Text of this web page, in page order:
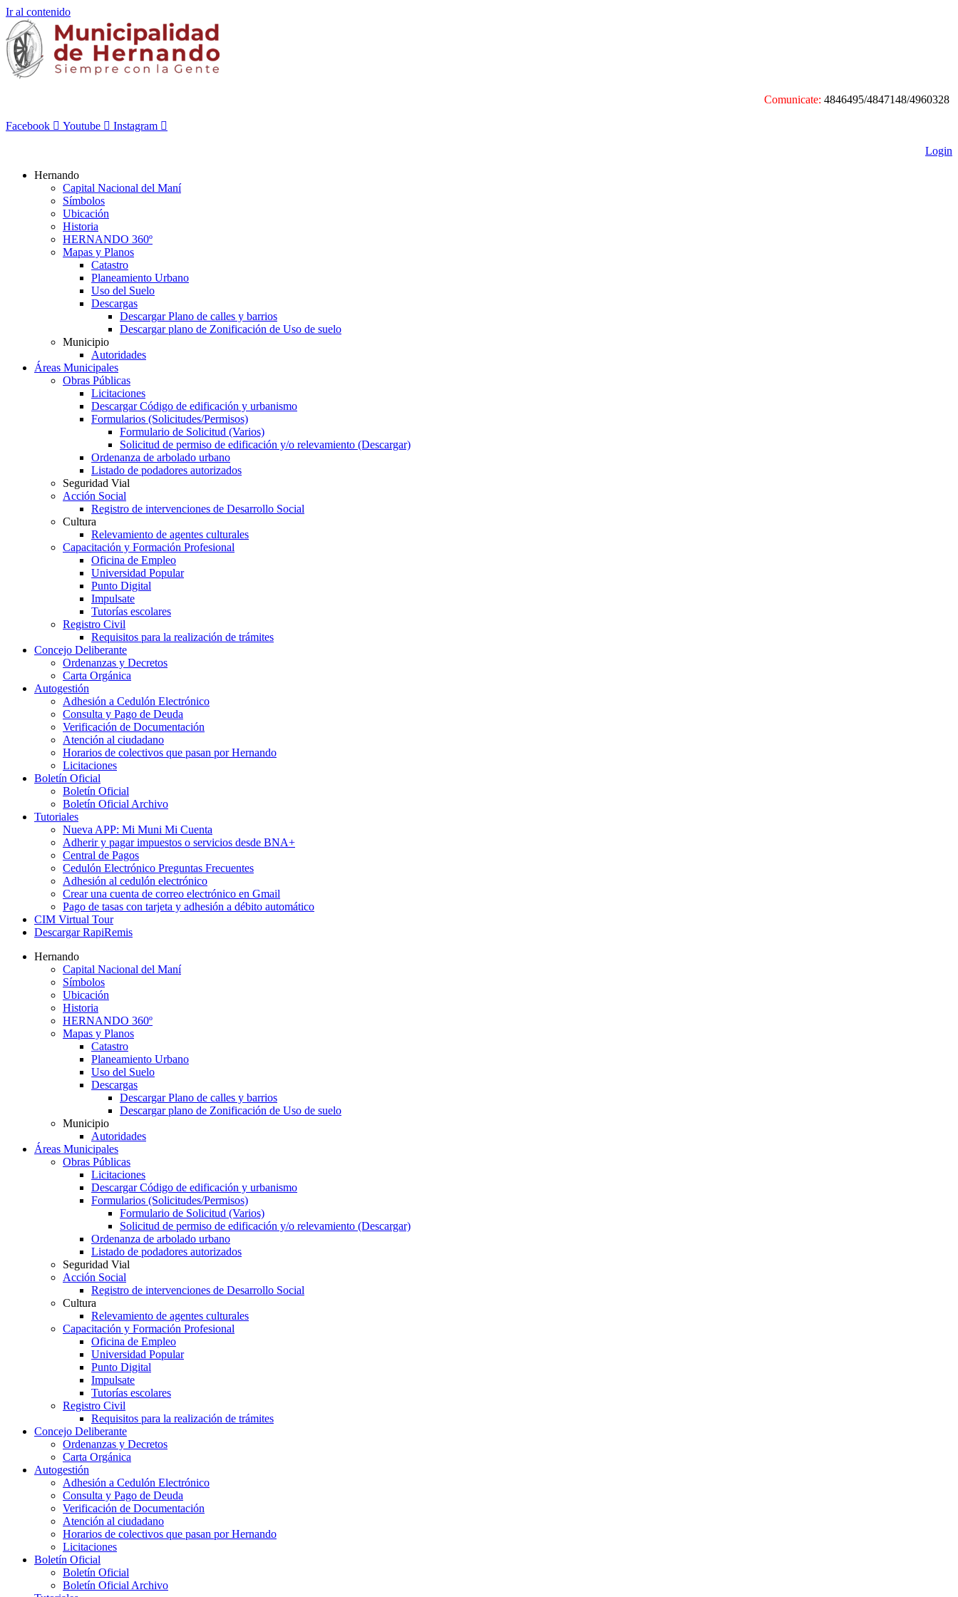
Ir al contenido
Comunicate: 4846495/4847148/4960328
Facebook Youtube Instagram
Login
Hernando
Capital Nacional del Maní
Símbolos
Ubicación
Historia
HERNANDO 360º
Mapas y Planos
Catastro
Planeamiento Urbano
Uso del Suelo
Descargas
Descargar Plano de calles y barrios
Descargar plano de Zonificación de Uso de suelo
Municipio
Autoridades
Áreas Municipales
Obras Públicas
Licitaciones
Descargar Código de edificación y urbanismo
Formularios (Solicitudes/Permisos)
Formulario de Solicitud (Varios)
Solicitud de permiso de edificación y/o relevamiento (Descargar)
Ordenanza de arbolado urbano
Listado de podadores autorizados
Seguridad Vial
Acción Social
Registro de intervenciones de Desarrollo Social
Cultura
Relevamiento de agentes culturales
Capacitación y Formación Profesional
Oficina de Empleo
Universidad Popular
Punto Digital
Impulsate
Tutorías escolares
Registro Civil
Requisitos para la realización de trámites
Concejo Deliberante
Ordenanzas y Decretos
Carta Orgánica
Autogestión
Adhesión a Cedulón Electrónico
Consulta y Pago de Deuda
Verificación de Documentación
Atención al ciudadano
Horarios de colectivos que pasan por Hernando
Licitaciones
Boletín Oficial
Boletín Oficial
Boletín Oficial Archivo
Tutoriales
Nueva APP: Mi Muni Mi Cuenta
Adherir y pagar impuestos o servicios desde BNA+
Central de Pagos
Cedulón Electrónico Preguntas Frecuentes
Adhesión al cedulón electrónico
Crear una cuenta de correo electrónico en Gmail
Pago de tasas con tarjeta y adhesión a débito automático
CIM Virtual Tour
Descargar RapiRemis
Hernando
Capital Nacional del Maní
Símbolos
Ubicación
Historia
HERNANDO 360º
Mapas y Planos
Catastro
Planeamiento Urbano
Uso del Suelo
Descargas
Descargar Plano de calles y barrios
Descargar plano de Zonificación de Uso de suelo
Municipio
Autoridades
Áreas Municipales
Obras Públicas
Licitaciones
Descargar Código de edificación y urbanismo
Formularios (Solicitudes/Permisos)
Formulario de Solicitud (Varios)
Solicitud de permiso de edificación y/o relevamiento (Descargar)
Ordenanza de arbolado urbano
Listado de podadores autorizados
Seguridad Vial
Acción Social
Registro de intervenciones de Desarrollo Social
Cultura
Relevamiento de agentes culturales
Capacitación y Formación Profesional
Oficina de Empleo
Universidad Popular
Punto Digital
Impulsate
Tutorías escolares
Registro Civil
Requisitos para la realización de trámites
Concejo Deliberante
Ordenanzas y Decretos
Carta Orgánica
Autogestión
Adhesión a Cedulón Electrónico
Consulta y Pago de Deuda
Verificación de Documentación
Atención al ciudadano
Horarios de colectivos que pasan por Hernando
Licitaciones
Boletín Oficial
Boletín Oficial
Boletín Oficial Archivo